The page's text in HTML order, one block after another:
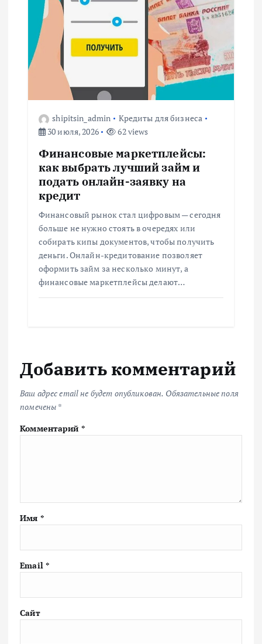
shipitsin_admin
Кредиты для бизнеса
30 июля, 2026
62 views
Финансовые маркетплейсы:
как выбрать лучший займ и
подать онлайн-заявку на
кредит
Финансовый рынок стал цифровым — сегодня
больше не нужно стоять в очередях или
собирать кипы документов, чтобы получить
деньги. Онлайн-кредитование позволяет
оформить займ за несколько минут, а
финансовые маркетплейсы делают…
Добавить комментарий
Ваш адрес email не будет опубликован. Обязательные поля
помечены *
Комментарий *
Имя *
Email *
Сайт